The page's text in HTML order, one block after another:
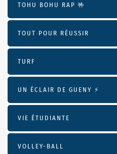
TOHU BOHU RAP 🤟
TOUT POUR RÉUSSIR
TURF
UN ÉCLAIR DE GUENY ⚡️
VIE ÉTUDIANTE
VOLLEY-BALL